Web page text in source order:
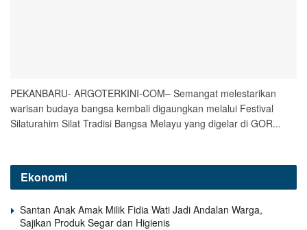
PEKANBARU- ARGOTERKINI-COM– Semangat melestarikan
warisan budaya bangsa kembali digaungkan melalui Festival
Silaturahim Silat Tradisi Bangsa Melayu yang digelar di GOR...
Ekonomi
Santan Anak Amak Milik Fidia Wati Jadi Andalan Warga,
Sajikan Produk Segar dan Higienis